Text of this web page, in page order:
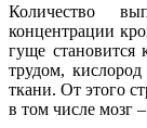
Количество
концентрации
гуще становится
трудом,
ткани. От этого
в том числе мозг